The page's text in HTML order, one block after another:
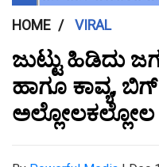
HOME VIRAL
ಜುಟ್ಟು ಹಿಡಿದು
ಹಾಗೂ ಕಾವ್ಯ,
ಅಲ್ಲೋಲಕಲ್ಲೋಲ